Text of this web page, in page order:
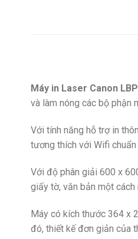
Máy in Laser Canon
và làm nóng các bộ phận
Với tính năng hỗ trợ in
tương thích với Wifi
Với độ phân giải 600 x
giấy tờ, văn bản một cách
Máy có kích thước 364 x
đó, thiết kế đơn giản của